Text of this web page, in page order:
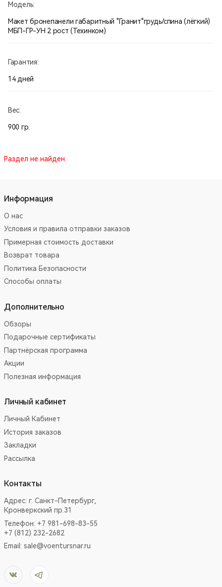
Модель:
Макет бронепанели габаритный "Гранит"грудь/спина (лёгкий)
МБП-ГР-УН 2 рост (Техинком)
Гарантия:
14 дней
Вес:
900 гр.
Раздел не найден
Информация
О нас
Условия и правила отправки заказов
Примерная стоимость доставки
Возврат товара
Политика Безопасности
Способы оплаты
Дополнительно
Обзоры
Подарочные сертификаты
Партнёрская программа
Акции
Полезная информация
Личный кабинет
Личный Кабинет
История заказов
Закладки
Рассылка
Контакты
Адрес: г. Санкт-Петербург,
Кронверкский пр.31
Телефон: +7 981-698-83-55
+7 (812) 232-2682
Email: sale@voentursnar.ru